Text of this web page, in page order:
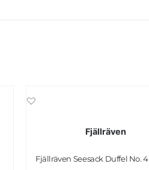
Fjällräven
Fjällräven Seesack Duffel No. 4